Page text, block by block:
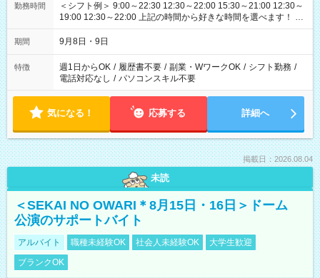
勤務時間
＜シフト例＞ 9:00～22:30 12:30～22:00 15:30～21:00 12:30～
19:00 12:30～22:00 上記の時間から好きな時間を選べます！ ※
時間は変更となる可能性があります
期間 9月8日・9日
特徴 週1日からOK / 履歴書不要 / 副業・WワークOK / シフト勤務 /
電話対応なし / パソコンスキル不要
気になる！ 応募する 詳細へ
掲載日：2026.08.04
未読
＜SEKAI NO OWARI＊8月15日・16日＞ドーム
公演のサポートバイト
アルバイト 職種未経験OK 社会人未経験OK
大学生歓迎
ブランクOK